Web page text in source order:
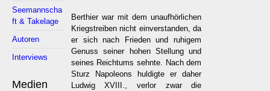
Seemannscha
ft & Takelage
Autoren
Interviews
Medien
Berthier war mit dem unaufhörlichen
Kriegstreiben nicht einverstanden, da
er sich nach Frieden und ruhigem
Genuss seiner hohen Stellung und
seines Reichtums sehnte. Nach dem
Sturz Napoleons huldigte er daher
Ludwig XVIII., verlor zwar die